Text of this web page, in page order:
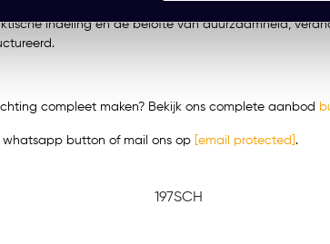
indeling en de belofte van duurzaamheid,
compleet maken? Bekijk ons complete aanbod
button of mail ons op [email protected] .
197SCH